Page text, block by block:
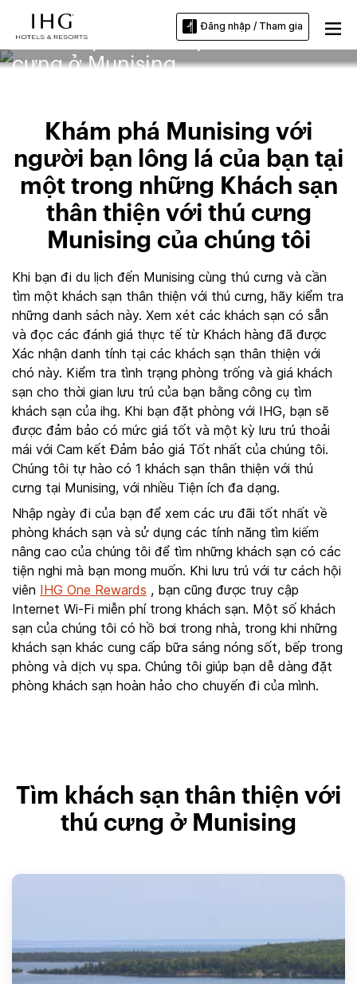
Đăng nhập / Tham gia
Khách sạn thân thiện với thú
cưng ở Munising
Khám phá Munising với
người bạn lông lá của bạn tại
một trong những Khách sạn
thân thiện với thú cưng
Munising của chúng tôi
Khi bạn đi du lịch đến Munising cùng thú cưng và cần
tìm một khách sạn thân thiện với thú cưng, hãy kiểm tra
những danh sách này. Xem xét các khách sạn có sẵn
và đọc các đánh giá thực tế từ Khách hàng đã được
Xác nhận danh tính tại các khách sạn thân thiện với
chó này. Kiểm tra tình trạng phòng trống và giá khách
sạn cho thời gian lưu trú của bạn bằng công cụ tìm
khách sạn của ihg. Khi bạn đặt phòng với IHG, bạn sẽ
được đảm bảo có mức giá tốt và một kỳ lưu trú thoải
mái với Cam kết Đảm bảo giá Tốt nhất của chúng tôi.
Chúng tôi tự hào có 1 khách sạn thân thiện với thú
cưng tại Munising, với nhiều Tiện ích đa dạng.
Nhập ngày đi của bạn để xem các ưu đãi tốt nhất về
phòng khách sạn và sử dụng các tính năng tìm kiếm
nâng cao của chúng tôi để tìm những khách sạn có các
tiện nghi mà bạn mong muốn. Khi lưu trú với tư cách hội
viên IHG One Rewards , bạn cũng được truy cập
Internet Wi-Fi miễn phí trong khách sạn. Một số khách
sạn của chúng tôi có hồ bơi trong nhà, trong khi những
khách sạn khác cung cấp bữa sáng nóng sốt, bếp trong
phòng và dịch vụ spa. Chúng tôi giúp bạn dễ dàng đặt
phòng khách sạn hoàn hảo cho chuyến đi của mình.
Tìm khách sạn thân thiện với
thú cưng ở Munising